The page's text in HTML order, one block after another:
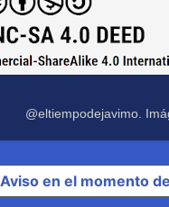
@eltiempodejavimo.
Aviso en el momento